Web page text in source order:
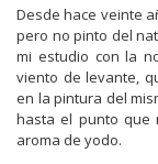
Desde hace veinte
pero no pinto del
mi estudio con la
viento de levante,
en la pintura del
hasta el punto que
aroma de yodo.